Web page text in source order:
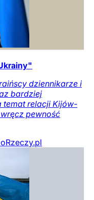
dziennikarze i
bardziej
temat relacji Kijów-
pewność